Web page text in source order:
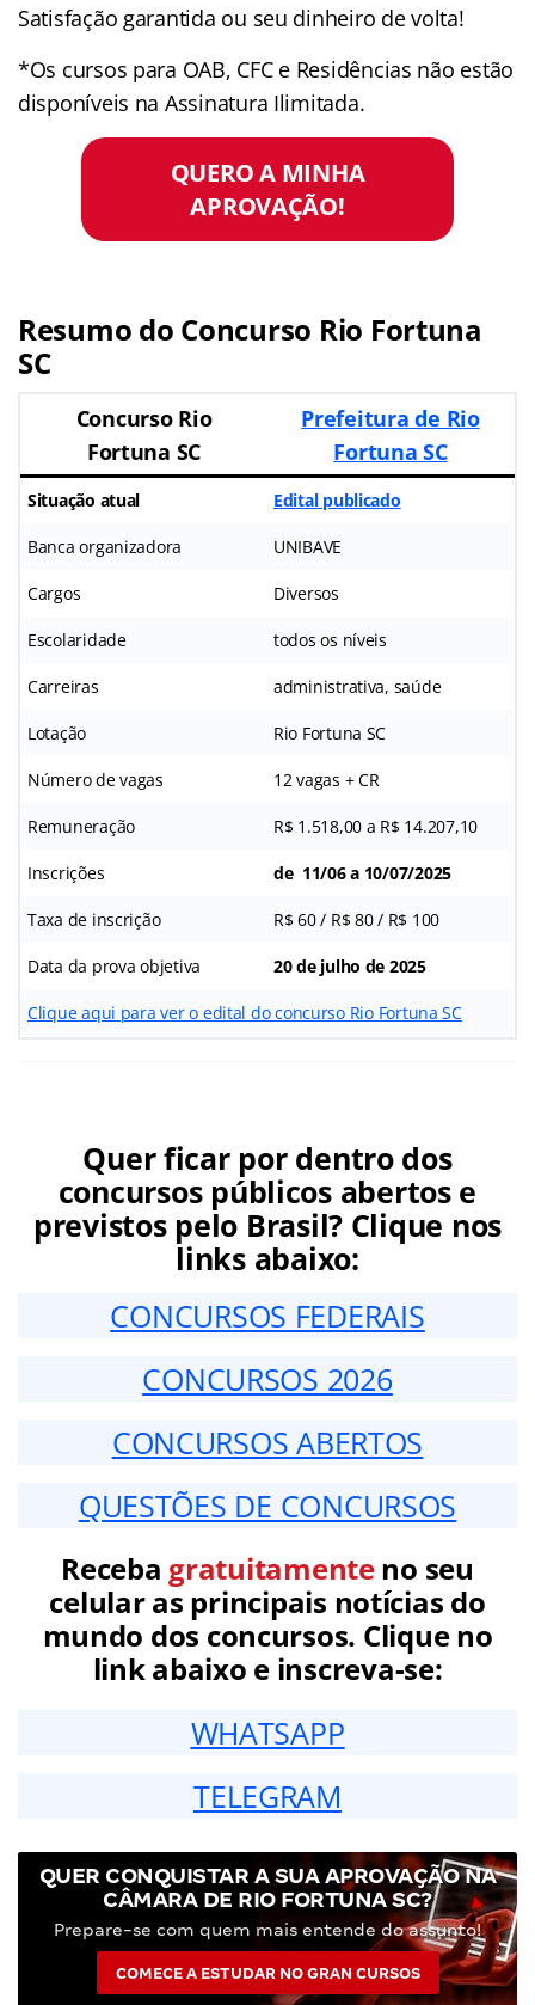
Satisfação garantida ou seu dinheiro de volta!
*Os cursos para OAB, CFC e Residências não estão
disponíveis na Assinatura Ilimitada.
QUERO A MINHA
APROVAÇÃO!
Resumo do Concurso Rio Fortuna
SC
Concurso Rio
Fortuna SC
Prefeitura de Rio
Fortuna SC
Situação atual Edital publicado
Banca organizadora UNIBAVE
Cargos Diversos
Escolaridade todos os níveis
Carreiras administrativa, saúde
Lotação Rio Fortuna SC
Número de vagas 12 vagas + CR
Remuneração R$ 1.518,00 a R$ 14.207,10
Inscrições de 11/06 a 10/07/2025
Taxa de inscrição R$ 60 / R$ 80 / R$ 100
Data da prova objetiva 20 de julho de 2025
Clique aqui para ver o edital do concurso Rio Fortuna SC
Quer ficar por dentro dos
concursos públicos abertos e
previstos pelo Brasil? Clique nos
links abaixo:
CONCURSOS FEDERAIS
CONCURSOS 2026
CONCURSOS ABERTOS
QUESTÕES DE CONCURSOS
Receba gratuitamenteno seu
celular as principais notícias do
mundo dos concursos. Clique no
link abaixo e inscreva-se:
WHATSAPP
TELEGRAM
QUER CONQUISTAR A SUA APROVAÇÃO NA
CÂMARA DE RIO FORTUNA SC?
Prepare-se com quem mais entende do assunto!
COMECE A ESTUDAR NO GRAN CURSOS